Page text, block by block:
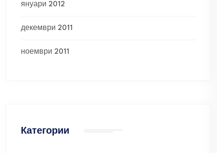
януари 2012
декември 2011
ноември 2011
Категории